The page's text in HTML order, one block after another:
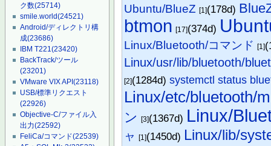
ク数(25714)
smile.world(24521)
Android/ディレクトリ構
成(23686)
IBM T221(23420)
BackTrack/ツール
(23201)
VMware VIX API(23118)
USB/標準リクエスト
(22926)
Objective-C/ファイル入
出力(22592)
FeliCa/コマンド(22539)
Ubuntu/BlueZ [1](178d)
btmon [17](374d)
Linux/Bluetooth/コマンド [1]
Linux/usr/lib/bluetooth/
[2](1284d)systemctl status
Linux/etc/bluetooth/
ン [3](1367d) Linux/
ャ [1](1450d) Linux/lib/